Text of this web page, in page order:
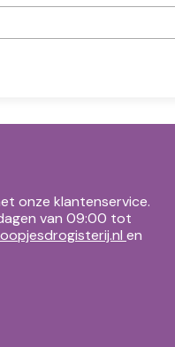
onze klantenservice.
van 09:00 tot
en